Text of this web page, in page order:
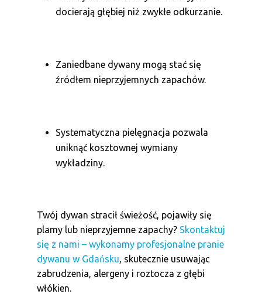
docierają głębiej niż zwykłe odkurzanie.
Zaniedbane dywany mogą stać się
źródłem nieprzyjemnych zapachów.
Systematyczna pielęgnacja pozwala
uniknąć kosztownej wymiany
wykładziny.
Twój dywan stracił świeżość, pojawiły się
plamy lub nieprzyjemne zapachy? Skontaktuj
się z nami – wykonamy profesjonalne pranie
dywanu w Gdańsku, skutecznie usuwając
zabrudzenia, alergeny i roztocza z głębi
włókien.